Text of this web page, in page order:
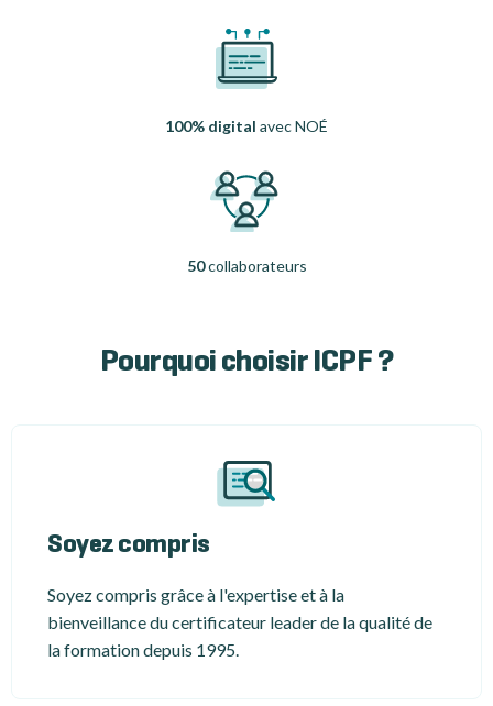
100% digital avec NOÉ
50collaborateurs
Pourquoi choisir ICPF ?
Soyez compris
Soyez compris grâce à l'expertise et à la
bienveillance du certificateur leader de la qualité de
la formation depuis 1995.